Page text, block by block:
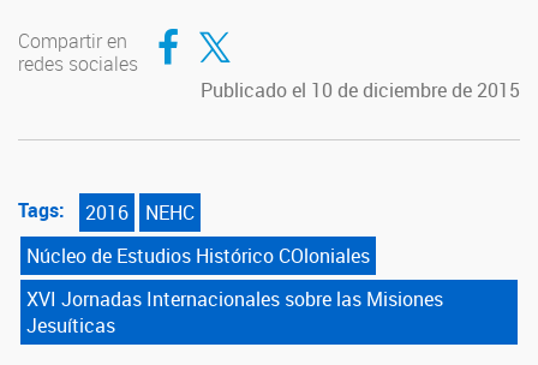
Compartir en
redes sociales
Compartir en Facebook
Compartir en Twitter
Publicado el 10 de diciembre de 2015
Tags: 2016
NEHC
Núcleo de Estudios Histórico COloniales
XVI Jornadas Internacionales sobre las Misiones
Jesuíticas